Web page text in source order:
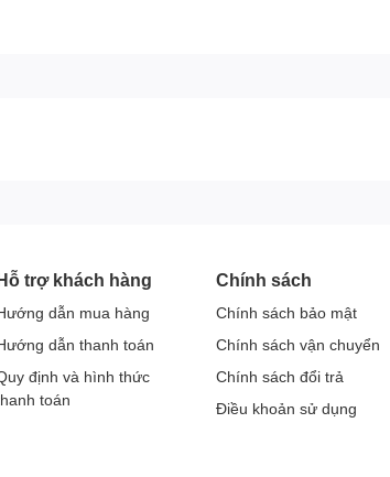
những tấm rèm được vén lên và các diễn viên
trợ khách hàng
dẫn mua hàng
dẫn thanh toán
định và hình thức
toán
Chính sách
Chính sách bảo mật
Chính sách vận chuyển
Chính sách đổi trả
Điều khoản sử dụng